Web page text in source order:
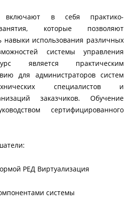
включают в себя практико-
которые позволяют
навыки использования различных
системы управления
является практическим
для администраторов систем
специалистов и
заказчиков. Обучение
сертифицированного
РЕД Виртуализация
системы